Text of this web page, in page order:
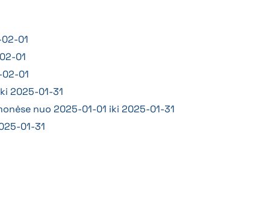
01
01
01
2025-01-31
nuo 2025-01-01 iki 2025-01-31
01-31